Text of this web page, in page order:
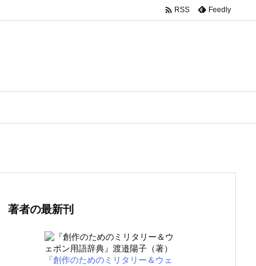
 RSS Feedly
著者の最新刊
『創作のためのミリタリー＆ウェ